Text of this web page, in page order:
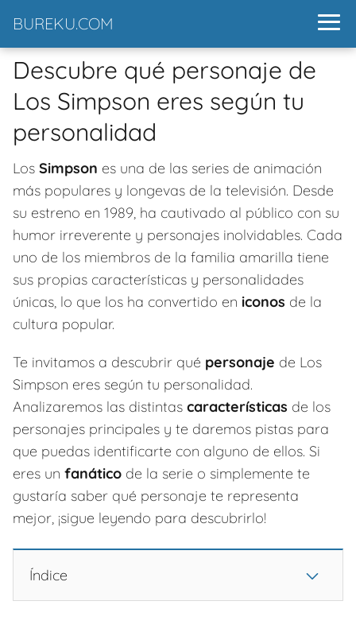
BUREKU.COM
Descubre qué personaje de
Los Simpson eres según tu
personalidad
Los Simpson es una de las series de animación
más populares y longevas de la televisión. Desde
su estreno en 1989, ha cautivado al público con su
humor irreverente y personajes inolvidables. Cada
uno de los miembros de la familia amarilla tiene
sus propias características y personalidades
únicas, lo que los ha convertido en iconos de la
cultura popular.
Te invitamos a descubrir qué personaje de Los
Simpson eres según tu personalidad.
Analizaremos las distintas características de los
personajes principales y te daremos pistas para
que puedas identificarte con alguno de ellos. Si
eres un fanático de la serie o simplemente te
gustaría saber qué personaje te representa
mejor, ¡sigue leyendo para descubrirlo!
Índice